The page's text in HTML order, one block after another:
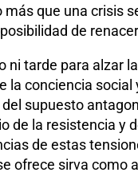
que una crisis
de
ni tarde para alzar
la conciencia social
supuesto
de la resistencia y
de estas
ofrece sirva como